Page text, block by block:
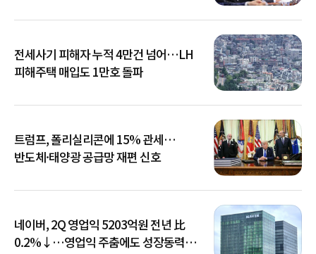
전세사기 피해자 누적 4만건 넘어…LH
피해주택 매입도 1만호 돌파
트럼프, 폴리실리콘에 15% 관세…
반도체·태양광 공급망 재편 신호
네이버, 2Q 영업익 5203억원 전년 比
0.2%↓…영업익 주춤에도 성장동력